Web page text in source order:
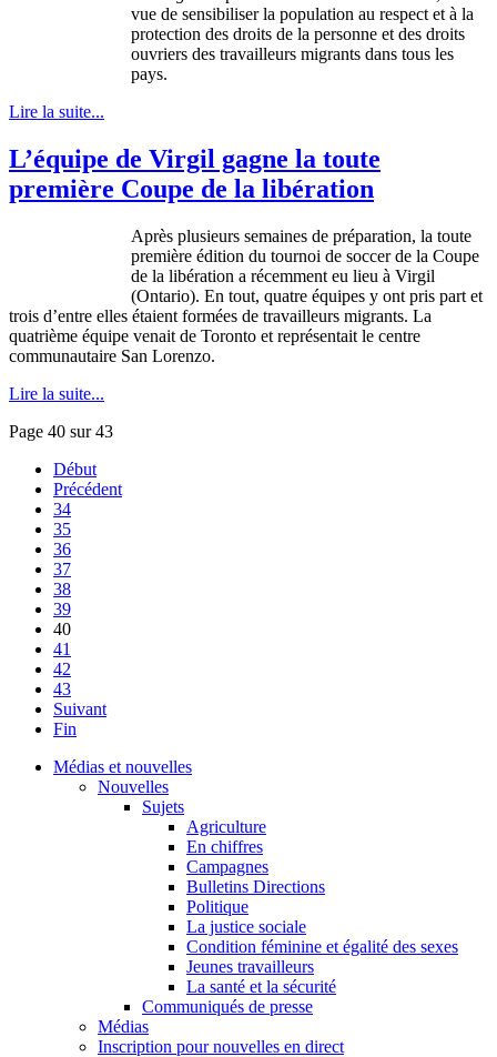
vue de sensibiliserla population au respect et à la
protection des droits de la personne et des droits
ouvriers des travailleurs migrants dans tous les
pays.
Lire la suite...
L’équipe de Virgil gagne la toute
première Coupe de la libération
Après plusieurs semaines de préparation, la toute
première édition du tournoi de soccer de la Coupe
de la libération a récemment eu lieu à Virgil
(Ontario). En tout, quatre équipes y ont pris part et
trois d’entre elles étaient formées de travailleurs migrants. La
quatrième équipe venait de Toronto et représentait le centre
communautaire San Lorenzo.
Lire la suite...
Page 40 sur 43
Début
Précédent
34
35
36
37
38
39
40
41
42
43
Suivant
Fin
Médias et nouvelles
Nouvelles
Sujets
Agriculture
En chiffres
Campagnes
Bulletins Directions
Politique
La justice sociale
Condition féminine et égalité des sexes
Jeunes travailleurs
La santé et la sécurité
Communiqués de presse
Médias
Inscription pour nouvelles en direct